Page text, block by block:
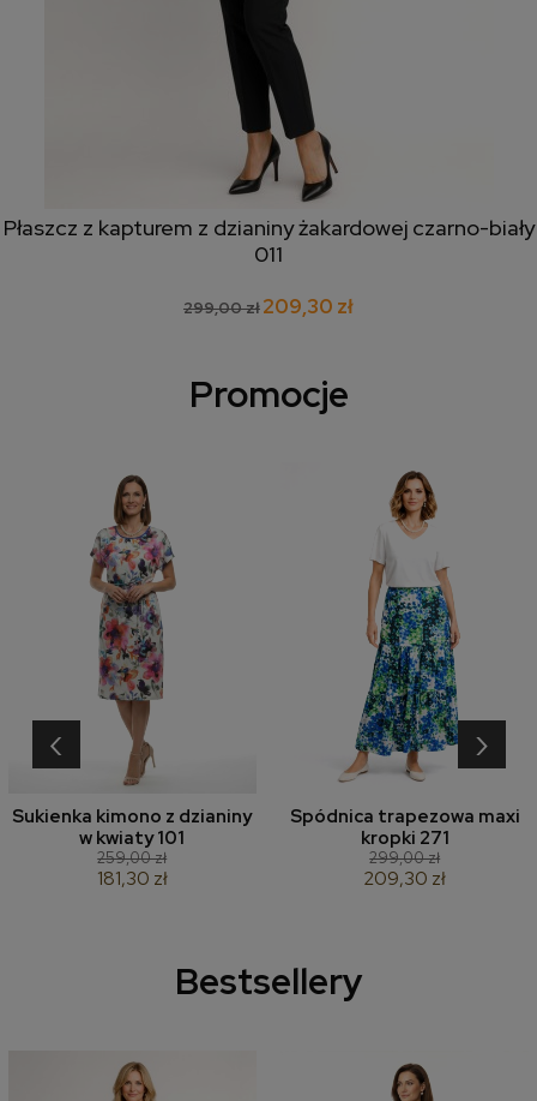
Płaszcz z kapturem z dzianiny żakardowej czarno-biały
011
299,00 zł209,30 zł
Promocje
Sukienka kimono z dzianiny
w kwiaty 101
259,00 zł
181,30 zł
Spódnica trapezowa maxi
kropki 271
299,00 zł
209,30 zł
‹ ›
Bestsellery